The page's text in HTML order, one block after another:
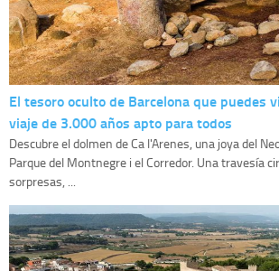
El tesoro oculto de Barcelona que puedes
viaje de 3.000 años apto para todos
Descubre el dolmen de Ca l'Arenes, una joya del
Parque del Montnegre i el Corredor. Una travesía
sorpresas, ...